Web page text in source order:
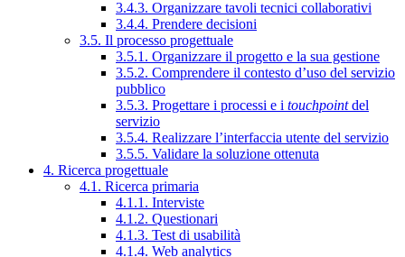
3.4.3. Organizzare tavoli tecnici collaborativi
3.4.4. Prendere decisioni
3.5. Il processo progettuale
3.5.1. Organizzare il progetto e la sua gestione
3.5.2. Comprendere il contesto d’uso del servizio
pubblico
3.5.3. Progettare i processi e i touchpointdel
servizio
3.5.4. Realizzare l’interfaccia utente del servizio
3.5.5. Validare la soluzione ottenuta
4. Ricerca progettuale
4.1. Ricerca primaria
4.1.1. Interviste
4.1.2. Questionari
4.1.3. Test di usabilità
4.1.4. Web analytics